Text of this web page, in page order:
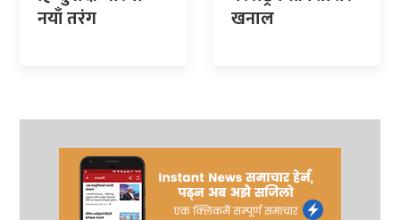
नयाँ तरंग खनाल